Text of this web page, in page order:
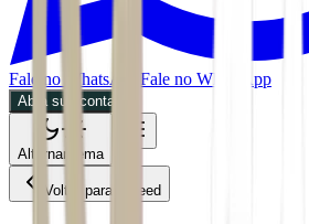
Fale no WhatsApp Fale no WhatsApp
Abra sua conta
Alternar tema
Voltar para o Feed